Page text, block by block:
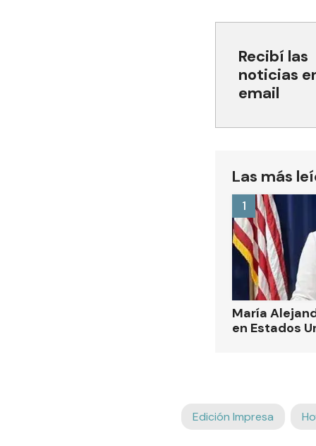
Recibí las
noticias
email
Las más
María
en Estados
1
Edición Impresa